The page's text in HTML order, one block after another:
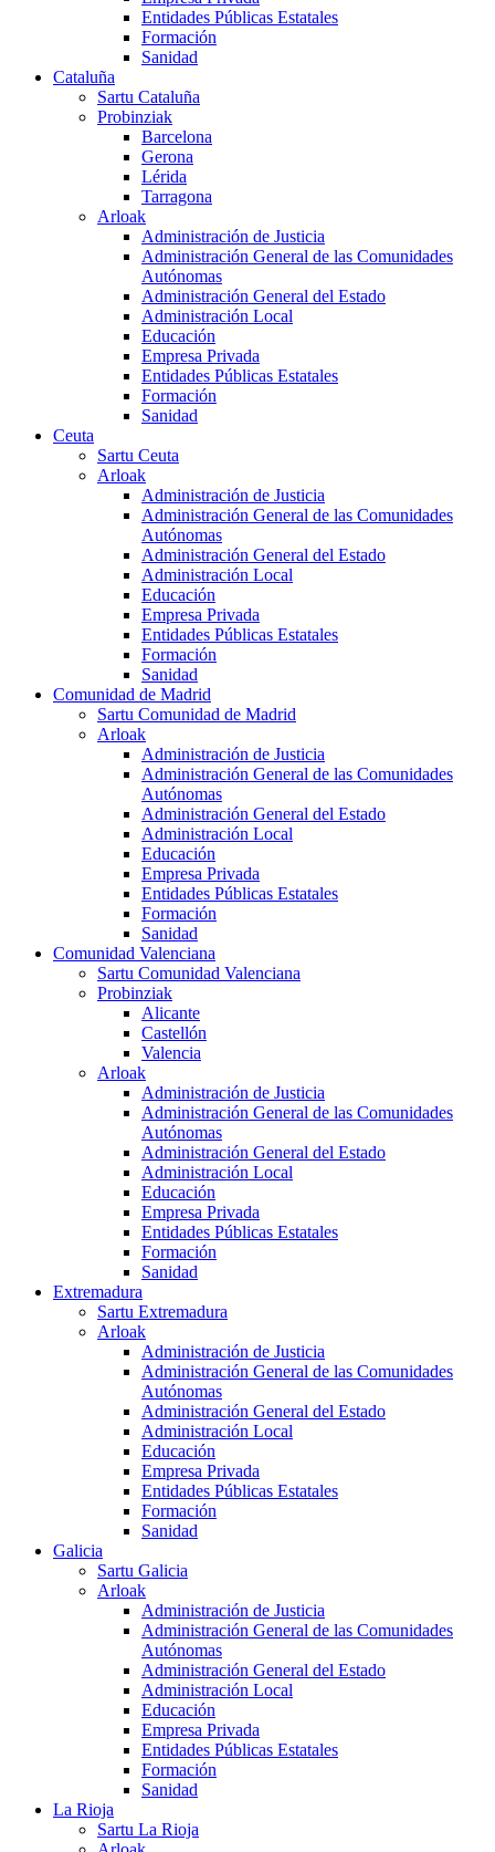
Entidades Públicas Estatales
Formación
Sanidad
Cataluña
Sartu Cataluña
Probinziak
Barcelona
Gerona
Lérida
Tarragona
Arloak
Administración de Justicia
Administración General de las Comunidades
Autónomas
Administración General del Estado
Administración Local
Educación
Empresa Privada
Entidades Públicas Estatales
Formación
Sanidad
Ceuta
Sartu Ceuta
Arloak
Administración de Justicia
Administración General de las Comunidades
Autónomas
Administración General del Estado
Administración Local
Educación
Empresa Privada
Entidades Públicas Estatales
Formación
Sanidad
Comunidad de Madrid
Sartu Comunidad de Madrid
Arloak
Administración de Justicia
Administración General de las Comunidades
Autónomas
Administración General del Estado
Administración Local
Educación
Empresa Privada
Entidades Públicas Estatales
Formación
Sanidad
Comunidad Valenciana
Sartu Comunidad Valenciana
Probinziak
Alicante
Castellón
Valencia
Arloak
Administración de Justicia
Administración General de las Comunidades
Autónomas
Administración General del Estado
Administración Local
Educación
Empresa Privada
Entidades Públicas Estatales
Formación
Sanidad
Extremadura
Sartu Extremadura
Arloak
Administración de Justicia
Administración General de las Comunidades
Autónomas
Administración General del Estado
Administración Local
Educación
Empresa Privada
Entidades Públicas Estatales
Formación
Sanidad
Galicia
Sartu Galicia
Arloak
Administración de Justicia
Administración General de las Comunidades
Autónomas
Administración General del Estado
Administración Local
Educación
Empresa Privada
Entidades Públicas Estatales
Formación
Sanidad
La Rioja
Sartu La Rioja